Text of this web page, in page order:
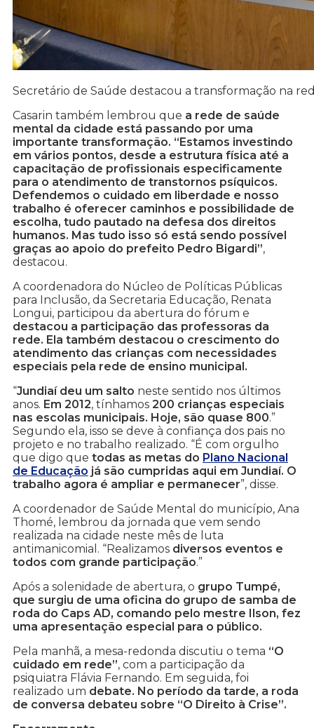
Secretário de Saúde destacou a transformação na
Casarin também lembrou que a rede de saúde
mental da cidade está passando por uma
importante transformação. “Estamos investindo
em vários pontos, desde a estrutura física até a
capacitação de profissionais especificamente
para o atendimento de transtornos psíquicos.
Defendemos o cuidado em liberdade e nosso
trabalho é oferecer caminhos e possibilidade de
escolha, tudo pautado na defesa dos direitos
humanos. Mas tudo isso só está sendo possível
graças ao apoio do prefeito Pedro Bigardi”,
destacou.
A coordenadora do Núcleo de Políticas Públicas
para Inclusão, da Secretaria Educação, Renata
Longui, participou da abertura do fórum e
destacou a participação das professoras da
rede. Ela também destacou o crescimento do
atendimento das crianças com necessidades
especiais pela rede de ensino municipal.
“Jundiaí deu um salto neste sentido nos últimos
anos. Em 2012, tínhamos 200 crianças especiais
nas escolas municipais. Hoje, são quase 800.”
Segundo ela, isso se deve à confiança dos pais no
projeto e no trabalho realizado. “É com orgulho
que digo que todas as metas do Plano Nacional
de Educação já são cumpridas aqui em Jundiaí. O
trabalho agora é ampliar e permanecer”, disse.
A coordenador de Saúde Mental do município, Ana
Thomé, lembrou da jornada que vem sendo
realizada na cidade neste mês de luta
antimanicomial. “Realizamos diversos eventos e
todos com grande participação.”
Após a solenidade de abertura, o grupo Tumpé,
que surgiu de uma oficina do grupo de samba de
roda do Caps AD, comando pelo mestre Ilson, fez
uma apresentação especial para o público.
Pela manhã, a mesa-redonda discutiu o tema “O
cuidado em rede”, com a participação da
psiquiatra Flávia Fernando. Em seguida, foi
realizado um debate. No período da tarde, a roda
de conversa debateu sobre “O Direito à Crise”.